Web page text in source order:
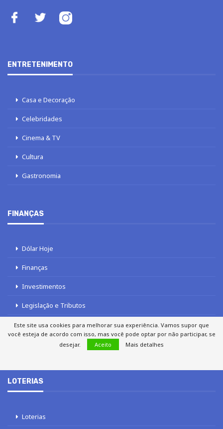
ENTRETENIMENTO
Casa e Decoração
Celebridades
Cinema & TV
Cultura
Gastronomia
FINANÇAS
Dólar Hoje
Finanças
Investimentos
Legislação e Tributos
Imposto de renda
LOTERIAS
Loterias
Este site usa cookies para melhorar sua experiência. Vamos supor que
você esteja de acordo com isso, mas você pode optar por não participar, se
desejar.
Aceito Mais detalhes